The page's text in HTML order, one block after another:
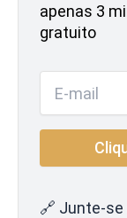
apenas 3
gratuito
🔗 Junte-se